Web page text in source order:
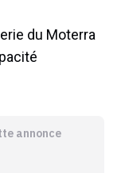
du Moterra
annonce